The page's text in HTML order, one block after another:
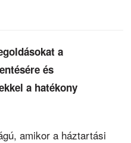
a
és
a hatékony
amikor a háztartási